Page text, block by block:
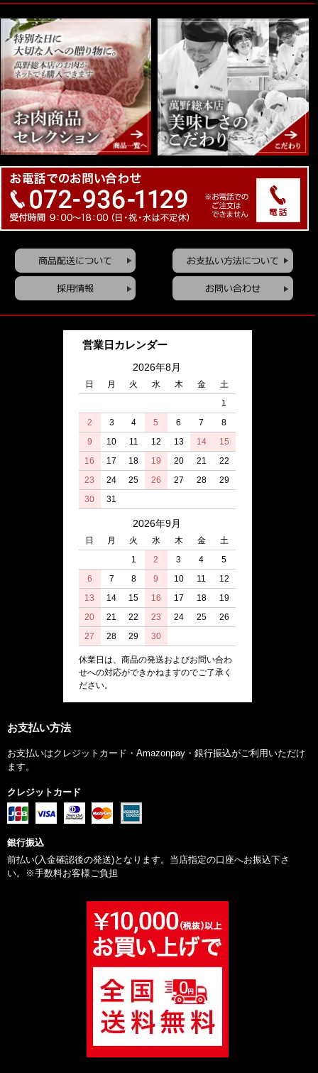
抽選でプレゼントされたレトルトカレーがとても美味しく、一
人暮らしの叔母の家に行く際、お土産にしたらとても喜ばれま
した。
大阪市 M・M様
味に間違いないが、値段が少し高めなので利用する
機会は少ない
【当店を選んだ理由】お店まで近いから、昔から知っている
セール時の煮豚が好きでした
匿名希望
【当店を選んだ理由】おいしいから
匿名希望
い求めることができます。
【当店を選んだ理由】昔から知ってる、信頼感・安心感があ
高いけど、お義父さんにとても喜んでもらえまし
【当店を選んだ理由】お店まで近いから
オーダーの、量を、きってもらえるので、有り難いです。
店員さんの対応も良く、購入しやすい。
【当店を選んだ理由】お店まで近いから、萬野総本店のお肉
大阪市 N・K様
【当店を選んだ理由】信頼感・安心感があるから
大阪市 E・K様
クーポンを増やしてほしい
【当店を選んだ理由】信頼感・安心感があるから
スタッフの人と共通の話題で楽しい時間を過ごせました。
大阪市 K・K様
ホルモンがなかなか販売してないので有難いです
晩ご飯を何にするか迷っていたがビフカツを揚げて販売されて
良いお肉ですがもう少し安くしてほしい
【当店を選んだ理由】おいしいから、昔から知っているから
大阪市 片山 真由美様
営業日カレンダー
2026年8月
日 月 火 水 木 金
土
1
2
3 4 5 6 7
8
9
10 11 12 13 14
15
16
17 18 19 20 21
22
23
24 25 26 27 28
29
30
31
2026年9月
日 月 火 水 木 金
土
1
2 3 4
5
6
7 8 9 10 11
12
13
14 15 16 17 18
19
20
21 22 23 24 25
26
27
28 29 30
休業日は、商品の発送およびお問い合わ
せへの対応ができかねますのでご了承く
ださい。
お支払い方法
お支払いはクレジットカード・Amazonpay・銀行振込がご利用いただけ
ます。
クレジットカード
銀行振込
前払い(入金確認後の発送)となります。当店指定の口座へお振込下さ
い。※手数料お客様ご負担